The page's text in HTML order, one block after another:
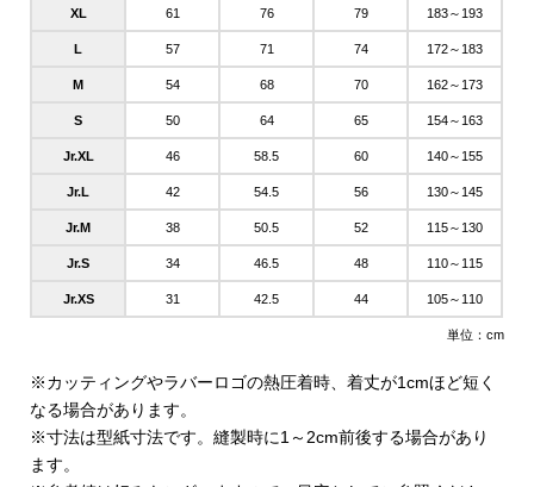
XL 61 76 79 183～193
L 57 71 74 172～183
M 54 68 70 162～173
S 50 64 65 154～163
Jr.XL 46 58.5 60 140～155
Jr.L 42 54.5 56 130～145
Jr.M 38 50.5 52 115～130
Jr.S 34 46.5 48 110～115
Jr.XS 31 42.5 44 105～110
単位：cm
※カッティングやラバーロゴの熱圧着時、着丈が1cmほど短く
なる場合があります。
※寸法は型紙寸法です。縫製時に1～2cm前後する場合があり
ます。